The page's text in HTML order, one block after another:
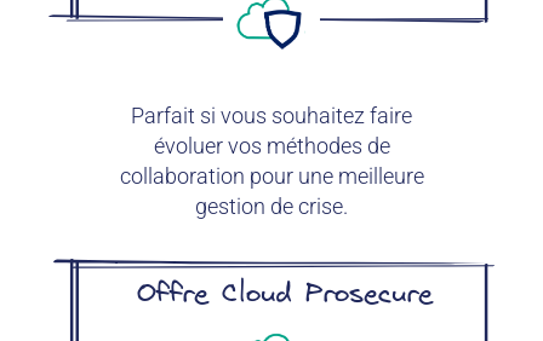
Parfait si vous souhaitez faire
évoluer vos méthodes de
collaboration pour une meilleure
gestion de crise.
Offre Cloud Prosecure